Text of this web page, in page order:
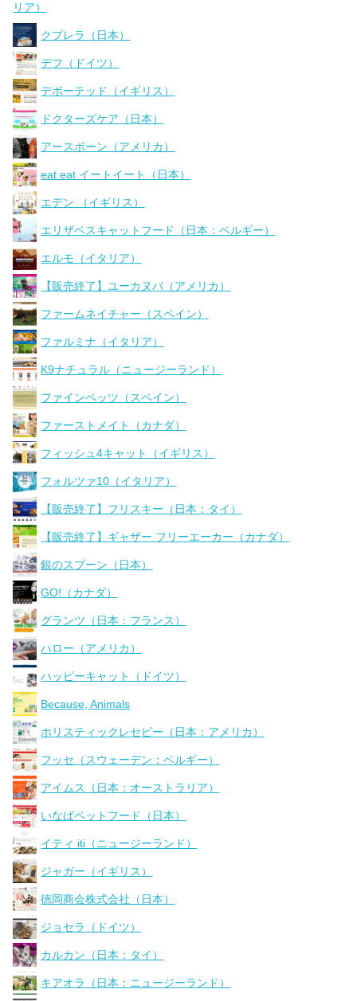
リア）
クプレラ（日本）
デフ（ドイツ）
デボーテッド（イギリス）
ドクターズケア（日本）
アースボーン（アメリカ）
eat eat イートイート（日本）
エデン （イギリス）
エリザベスキャットフード（日本：ベルギー）
エルモ（イタリア）
【販売終了】ユーカヌバ（アメリカ）
ファームネイチャー（スペイン）
ファルミナ（イタリア）
K9ナチュラル（ニュージーランド）
ファインペッツ（スペイン）
ファーストメイト（カナダ）
フィッシュ4キャット（イギリス）
フォルツァ10（イタリア）
【販売終了】フリスキー（日本：タイ）
【販売終了】ギャザー フリーエーカー（カナダ）
銀のスプーン（日本）
GO!（カナダ）
グランツ（日本：フランス）
ハロー（アメリカ）
ハッピーキャット（ドイツ）
Because, Animals
ホリスティックレセピー（日本：アメリカ）
フッセ（スウェーデン：ベルギー）
アイムス（日本：オーストラリア）
いなばペットフード（日本）
イティ iti（ニュージーランド）
ジャガー（イギリス）
徳岡商会株式会社（日本）
ジョセラ（ドイツ）
カルカン（日本：タイ）
キアオラ（日本：ニュージーランド）